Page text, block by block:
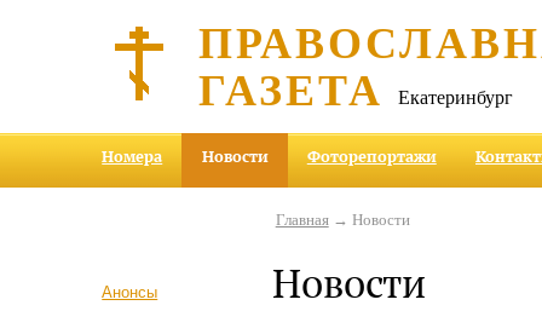
ГАЗЕТА Екатеринбург
Номера Новости Фоторепортажи
Анонсы
Главная→ Новости
Новости